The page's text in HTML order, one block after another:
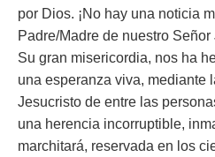
por Dios. ¡No hay una noticia
Padre/Madre de nuestro
Su gran misericordia, nos ha
una esperanza viva, mediante
Jesucristo de entre las
una herencia incorruptible,
marchitará, reservada en los